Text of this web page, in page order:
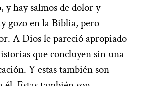
y hay salmos de dolor y
gozo en la Biblia, pero
A Dios le pareció apropiado
que concluyen sin una
Y estas también son